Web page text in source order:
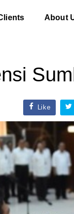
About
Like